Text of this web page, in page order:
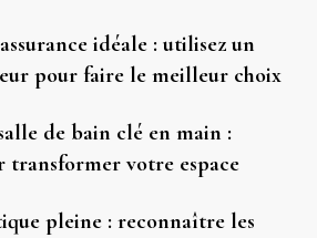
idéale : utilisez un
pour faire le meilleur choix
de bain clé en main :
transformer votre espace
pleine : reconnaître les